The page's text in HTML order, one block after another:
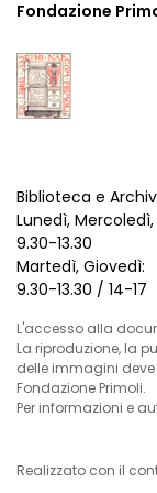
Fondazione
Biblioteca e
Lunedì,
9.30-13.30
Martedì, Giovedì:
9.30-13.30 / 14-17
L'accesso alla
La riproduzione, la
delle immagini
Fondazione Primoli.
Per informazioni e
Realizzato con il